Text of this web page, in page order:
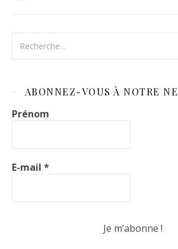
ABONNEZ-VOUS À NOTRE
Prénom
E-mail *